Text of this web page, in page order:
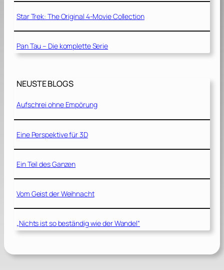
Star Trek: The Original 4-Movie Collection
Pan Tau – Die komplette Serie
NEUSTE BLOGS
Aufschrei ohne Empörung
Eine Perspektive für 3D
Ein Teil des Ganzen
Vom Geist der Weihnacht
„Nichts ist so beständig wie der Wandel“